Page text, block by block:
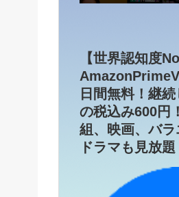
【世界認知度
日間無料！継
の税込み600円
組、映画、バラ
ドラマも見放題